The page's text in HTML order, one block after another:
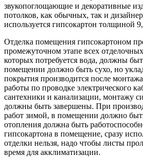
звукопоглощающие и декоративные
потолков, как обычных, так и
используется гипсокартон толщиной
Отделка помещения гипсокартоном
промежуточном этапе всех
которых потребуется вода, должны
помещении должно быть сухо, но
покрытия производится после
работы по проводке электрического
сантехники и канализации, монтажу
должны быть завершены. При
работ зимой, в помещении должно
отопления должна быть
гипсокартона в помещение, сразу
отделки нельзя, надо чтобы листы
время для акклиматизации.